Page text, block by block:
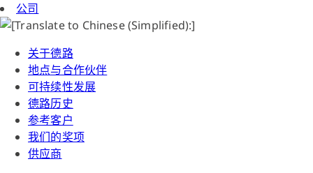
公司
关于德路
地点与合作伙伴
可持续性发展
德路历史
参考客户
我们的奖项
供应商